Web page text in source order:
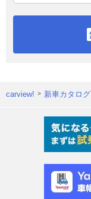
carview! 新車カタログ